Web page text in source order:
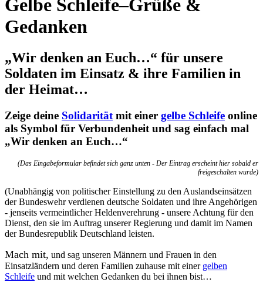
Gelbe Schleife–Grüße &
Gedanken
„Wir denken an Euch…“ für unsere
Soldaten im Einsatz & ihre Familien in
der Heimat…
Zeige deine Solidarität mit einer gelbe Schleife online
als Symbol für Verbundenheit und sag einfach mal
„Wir denken an Euch…“
(Das Eingabeformular befindet sich ganz unten - Der Eintrag erscheint hier sobald er
freigeschalten wurde)
(Unabhängig von politischer Einstellung zu den Auslandseinsätzen
der Bundeswehr verdienen deutsche Soldaten und ihre Angehörigen
- jenseits vermeintlicher Heldenverehrung - unsere Achtung für den
Dienst, den sie im Auftrag unserer Regierung und damit im Namen
der Bundesrepublik Deutschland leisten.
Mach mit, und sag unseren Männern und Frauen in den
Einsatzländern und deren Familien zuhause mit einer gelben
Schleife und mit welchen Gedanken du bei ihnen bist…